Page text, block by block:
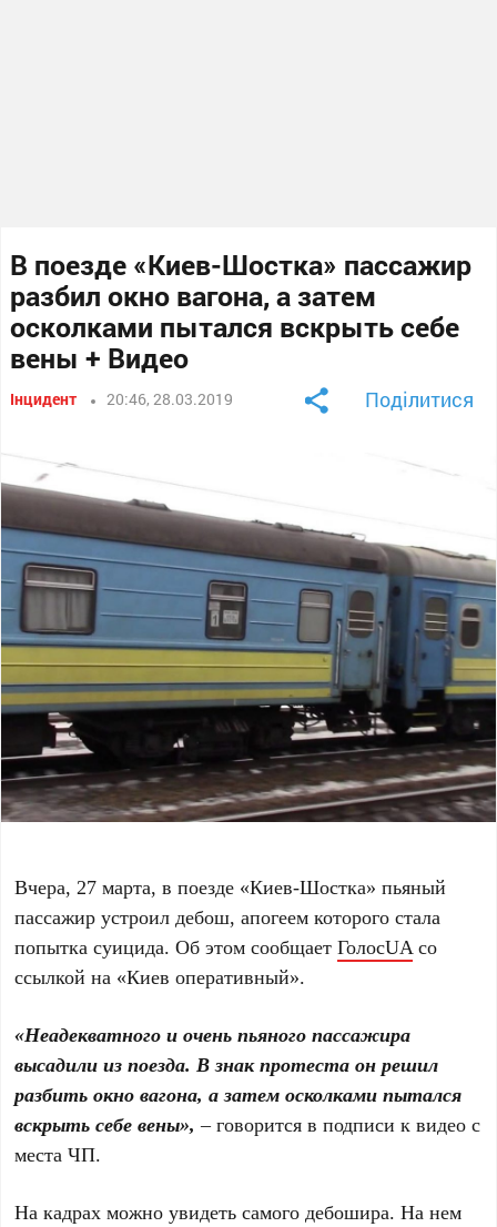
В поезде «Киев-Шостка» пассажир
разбил окно вагона, а затем
осколками пытался вскрыть себе
вены + Видео
Інцидент 20:46, 28.03.2019 Поділитися
Вчера, 27 марта, в поезде «Киев-Шостка» пьяный
пассажир устроил дебош, апогеем которого стала
попытка суицида. Об этом сообщаетГолосUAсо
ссылкой на «Киев оперативный».
«Неадекватного и очень пьяного пассажира
высадили из поезда. В знак протеста он решил
разбить окно вагона, а затем осколками пытался
вскрыть себе вены», – говорится в подписи к видео с
места ЧП.
На кадрах можно увидеть самого дебошира. На нем